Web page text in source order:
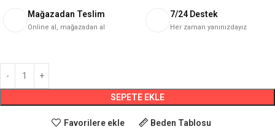
Mağazadan Teslim
Online al, mağazadan al
7/24 Destek
Her zaman yanınızdayız
SEPETE EKLE
Favorilere ekle Beden Tablosu